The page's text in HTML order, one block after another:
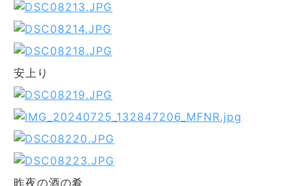
安上り
昨夜の酒の肴